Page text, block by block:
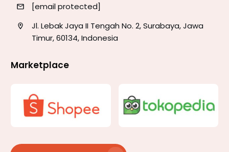
[email protected]
Jl. Lebak Jaya II Tengah No. 2, Surabaya, Jawa
Timur, 60134, Indonesia
Marketplace